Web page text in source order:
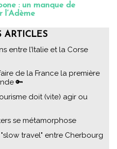
: un manque de
l’Adème
ARTICLES
entre l’Italie et la Corse
de la France la première
🔑
doit (vite) agir ou
se métamorphose
travel" entre Cherbourg